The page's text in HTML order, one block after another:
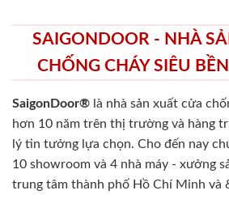
SAIGONDOOR - NHÀ
CHỐNG CHÁY SIÊU
SaigonDoor® là nhà sản xuất cửa
hơn 10 năm trên thị trường và hàng
lý tin tưởng lựa chọn. Cho đến nay
10 showroom và 4 nhà máy - xưởng
trung tâm thành phố Hồ Chí Minh và